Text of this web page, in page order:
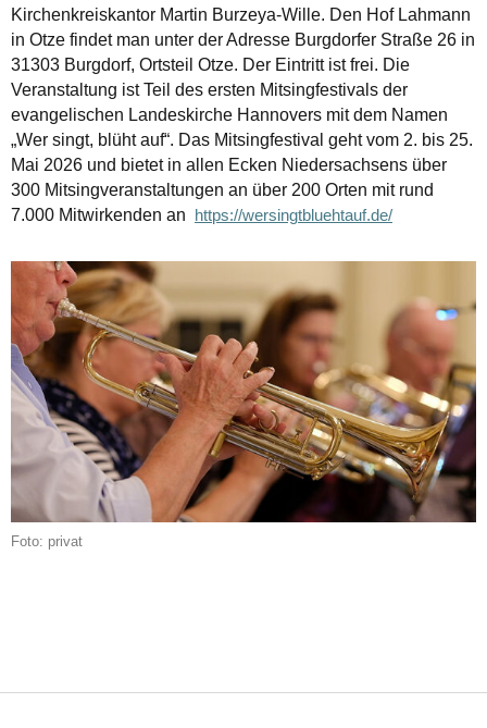
Kirchenkreiskantor Martin Burzeya-Wille. Den Hof Lahmann
in Otze findet man unter der Adresse Burgdorfer Straße 26 in
31303 Burgdorf, Ortsteil Otze. Der Eintritt ist frei. Die
Veranstaltung ist Teil des ersten Mitsingfestivals der
evangelischen Landeskirche Hannovers mit dem Namen
„Wer singt, blüht auf“. Das Mitsingfestival geht vom 2. bis 25.
Mai 2026 und bietet in allen Ecken Niedersachsens über
300 Mitsingveranstaltungen an über 200 Orten mit rund
7.000 Mitwirkenden an
https://wersingtbluehtauf.de/
Foto: privat